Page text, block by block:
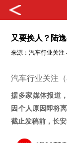
又要换人？陆
来源：汽车行业关注
汽车行业关注
据多家媒体报道
因个人原因即将
截止发稿前，长